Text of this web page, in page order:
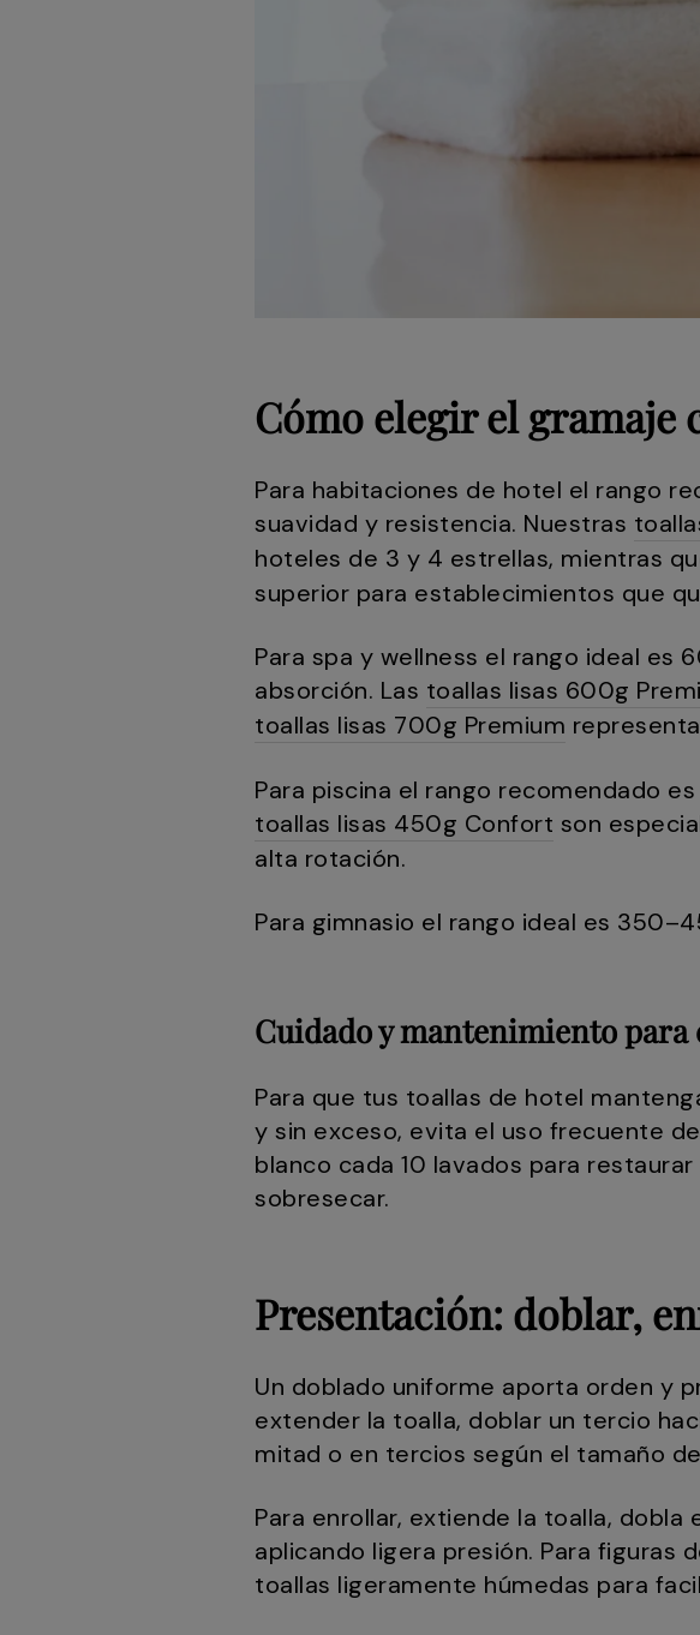
Cómo elegir el
Para habitaciones de hotel el rango
suavidad y resistencia. Nuestras
hoteles de 3 y 4 estrellas, mientras
superior para establecimientos que
Para spa y wellness el rango ideal es
absorción. Las toallas lisas 600g
toallas lisas 700g Premium
Para piscina el rango recomendado
toallas lisas 450g Confort son
alta rotación.
Para gimnasio el rango ideal es
Cuidado y mantenimiento para
Para que tus toallas de hotel
y sin exceso, evita el uso frecuente
blanco cada 10 lavados para
sobresecar.
Presentación: doblar,
Un doblado uniforme aporta orden y
extender la toalla, doblar un tercio
mitad o en tercios según el tamaño
Para enrollar, extiende la toalla,
aplicando ligera presión. Para figuras
toallas ligeramente húmedas para